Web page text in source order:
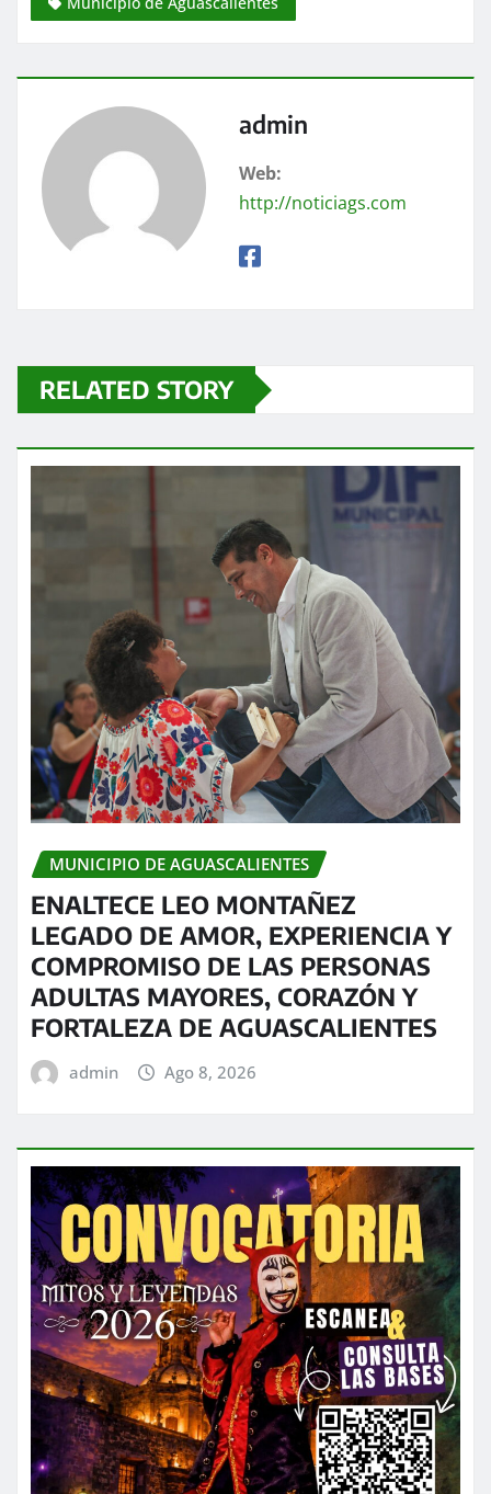
admin
Web:
http://noticiags.com
RELATED STORY
MUNICIPIO DE AGUASCALIENTES
ENALTECE LEO MONTAÑEZ
LEGADO DE AMOR, EXPERIENCIA Y
COMPROMISO DE LAS PERSONAS
ADULTAS MAYORES, CORAZÓN Y
FORTALEZA DE AGUASCALIENTES
admin Ago 8, 2026